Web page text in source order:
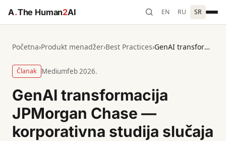
A.The Human2AI EN RU SR
Početna›Produkt menadžer›Best Practices› GenAI transformacija JPMorgan Chase — korporativna studija slučaja
Članak Mediumfeb 2026.
GenAI transformacija
JPMorgan Chase —
korporativna studija slučaja